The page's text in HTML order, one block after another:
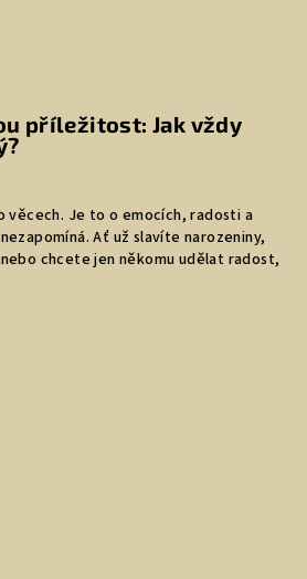
příležitost: Jak vždy
věcech. Je to o emocích, radosti a
Ať už slavíte narozeniny,
chcete jen někomu udělat radost,